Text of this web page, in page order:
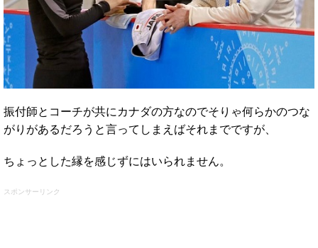
振付師とコーチが共にカナダの方なのでそりゃ何らかのつな
がりがあるだろうと言ってしまえばそれまでですが、
ちょっとした縁を感じずにはいられません。
スポンサーリンク